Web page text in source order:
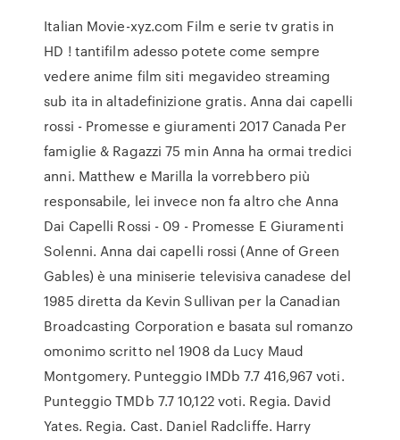
Italian Movie-xyz.com Film e serie tv gratis in
HD ! tantifilm adesso potete come sempre
vedere anime film siti megavideo streaming
sub ita in altadefinizione gratis. Anna dai capelli
rossi - Promesse e giuramenti 2017 Canada Per
famiglie & Ragazzi 75 min Anna ha ormai tredici
anni. Matthew e Marilla la vorrebbero più
responsabile, lei invece non fa altro che Anna
Dai Capelli Rossi - 09 - Promesse E Giuramenti
Solenni. Anna dai capelli rossi (Anne of Green
Gables) è una miniserie televisiva canadese del
1985 diretta da Kevin Sullivan per la Canadian
Broadcasting Corporation e basata sul romanzo
omonimo scritto nel 1908 da Lucy Maud
Montgomery. Punteggio IMDb 7.7 416,967 voti.
Punteggio TMDb 7.7 10,122 voti. Regia. David
Yates. Regia. Cast. Daniel Radcliffe. Harry